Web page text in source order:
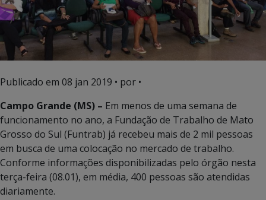
Publicado em 08 jan 2019 • por •
Campo Grande (MS) – Em menos de uma semana de
funcionamento no ano, a Fundação de Trabalho de Mato
Grosso do Sul (Funtrab) já recebeu mais de 2 mil pessoas
em busca de uma colocação no mercado de trabalho.
Conforme informações disponibilizadas pelo órgão nesta
terça-feira (08.01), em média, 400 pessoas são atendidas
diariamente.